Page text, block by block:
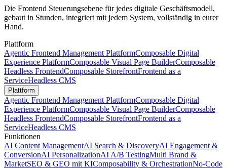
Die Frontend Steuerungsebene für jedes digitale Geschäftsmodell,
gebaut in Stunden, integriert mit jedem System, vollständig in eurer
Hand.
Plattform
Agentic Frontend Management PlattformComposable Digital
Experience PlatformComposable Visual Page BuilderComposable
Headless FrontendComposable StorefrontFrontend as a
ServiceHeadless CMS
Plattform
Agentic Frontend Management PlattformComposable Digital
Experience PlatformComposable Visual Page BuilderComposable
Headless FrontendComposable StorefrontFrontend as a
ServiceHeadless CMS
Funktionen
AI Content ManagementAI Search & DiscoveryAI Engagement &
ConversionAI PersonalizationAI A/B TestingMulti Brand &
MarketSEO & GEO mit KIComposability & OrchestrationNo-Code